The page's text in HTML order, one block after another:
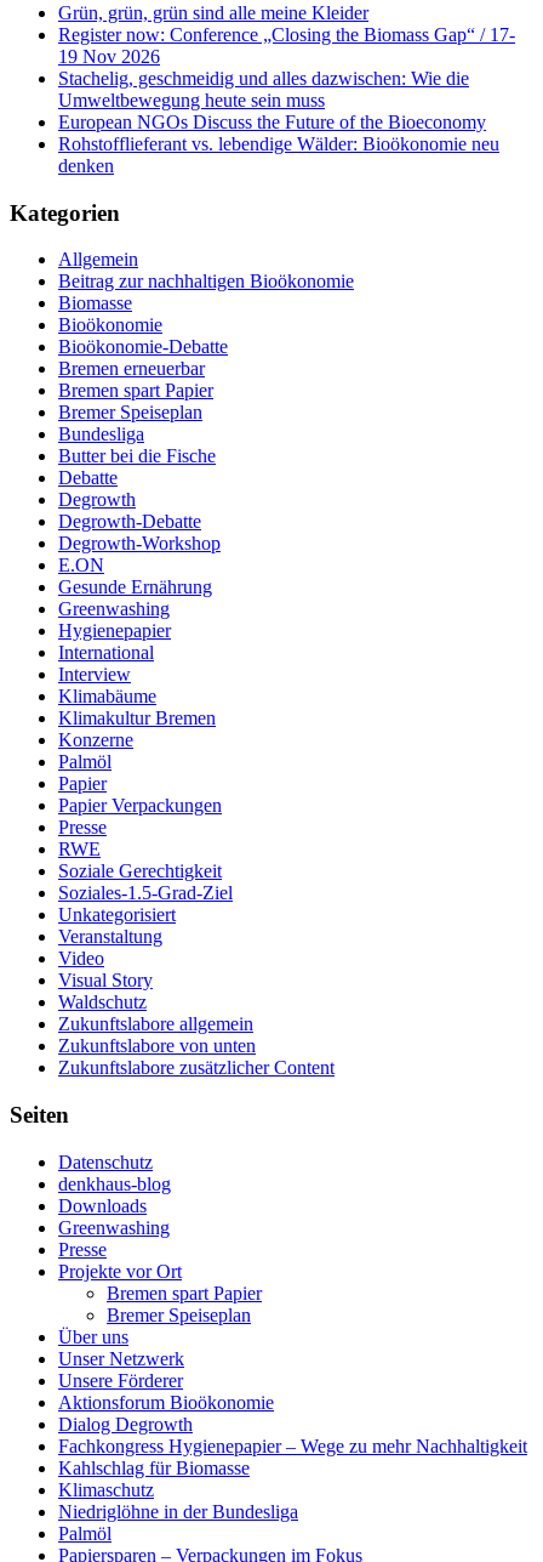
Grün, grün, grün sind alle meine Kleider
Register now: Conference „Closing the Biomass Gap“ / 17-
19 Nov 2026
Stachelig, geschmeidig und alles dazwischen: Wie die
Umweltbewegung heute sein muss
European NGOs Discuss the Future of the Bioeconomy
Rohstofflieferant vs. lebendige Wälder: Bioökonomie neu
denken
Kategorien
Allgemein
Beitrag zur nachhaltigen Bioökonomie
Biomasse
Bioökonomie
Bioökonomie-Debatte
Bremen erneuerbar
Bremen spart Papier
Bremer Speiseplan
Bundesliga
Butter bei die Fische
Debatte
Degrowth
Degrowth-Debatte
Degrowth-Workshop
E.ON
Gesunde Ernährung
Greenwashing
Hygienepapier
International
Interview
Klimabäume
Klimakultur Bremen
Konzerne
Palmöl
Papier
Papier Verpackungen
Presse
RWE
Soziale Gerechtigkeit
Soziales-1.5-Grad-Ziel
Unkategorisiert
Veranstaltung
Video
Visual Story
Waldschutz
Zukunftslabore allgemein
Zukunftslabore von unten
Zukunftslabore zusätzlicher Content
Seiten
Datenschutz
denkhaus-blog
Downloads
Greenwashing
Presse
Projekte vor Ort
Bremen spart Papier
Bremer Speiseplan
Über uns
Unser Netzwerk
Unsere Förderer
Aktionsforum Bioökonomie
Dialog Degrowth
Fachkongress Hygienepapier – Wege zu mehr Nachhaltigkeit
Kahlschlag für Biomasse
Klimaschutz
Niedriglöhne in der Bundesliga
Palmöl
Papiersparen – Verpackungen im Fokus